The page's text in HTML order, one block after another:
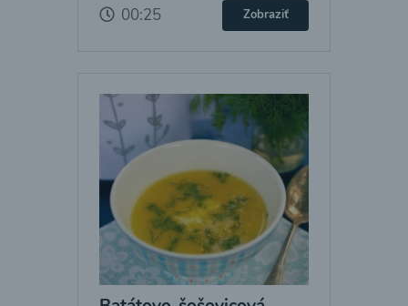
00:25 Zobraziť